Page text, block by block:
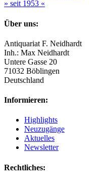
» seit 1953 «
Über uns:
Antiquariat F. Neidhardt
Inh.: Max Neidhardt
Untere Gasse 20
71032 Böblingen
Deutschland
Informieren:
Highlights
Neuzugänge
Aktuelles
Newsletter
Rechtliches: